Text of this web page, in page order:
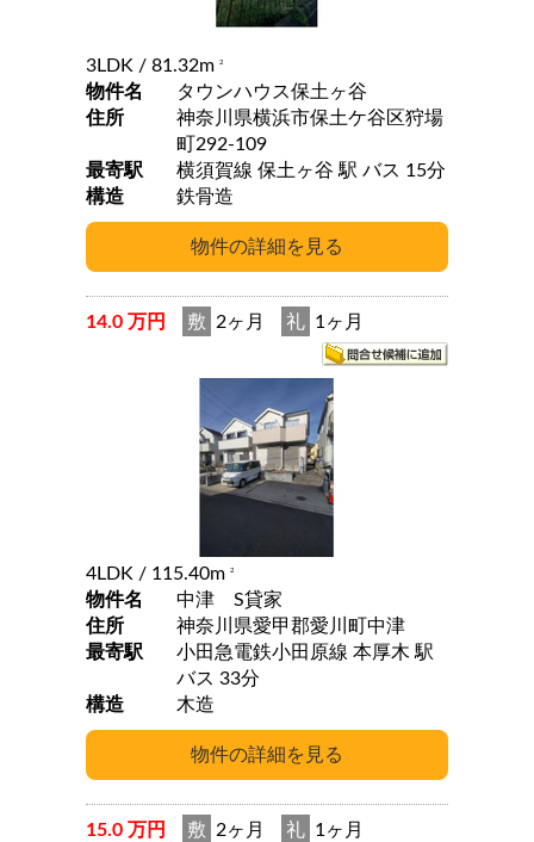
3LDK / 81.32m 2
物件名
タウンハウス保土ヶ谷
住所
神奈川県横浜市保土ケ谷区狩場
町292-109
最寄駅
横須賀線 保土ヶ谷 駅 バス 15分
構造
鉄骨造
14.0 万円 敷 2ヶ月 礼 1ヶ月
4LDK / 115.40m 2
物件名
中津 S貸家
住所
神奈川県愛甲郡愛川町中津
最寄駅
小田急電鉄小田原線 本厚木 駅
バス 33分
構造
木造
15.0 万円 敷 2ヶ月 礼 1ヶ月